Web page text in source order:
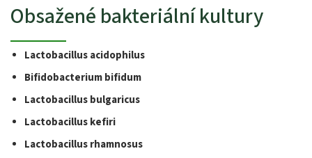
Obsažené bakteriální kultury
Lactobacillus acidophilus
Bifidobacterium bifidum
Lactobacillus bulgaricus
Lactobacillus kefiri
Lactobacillus rhamnosus